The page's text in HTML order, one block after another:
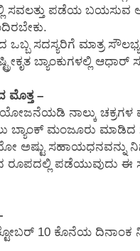
ಪಡೆಯ ಬಯಸುವ
ಒಬ್ಬ ಸದಸ್ಯರಿಗೆ ಮಾತ್ರ
ಬ್ಯಾಂಕುಗಳಲ್ಲಿ
ಮೊತ್ತ –
ನಾಲ್ಕು ಚಕ್ರಗಳ
ಬ್ಯಾಂಕ್ ಮಂಜೂರು ಮಾಡಿದ
ಅಷ್ಟು ಸಹಾಯಧನವನ್ನು
ರೂಪದಲ್ಲಿ ಪಡೆಯುವುದು ಈ
10 ಕೊನೆಯ